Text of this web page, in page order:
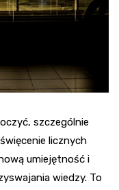
szczególnie
licznych
umiejętność i
wiedzy. To